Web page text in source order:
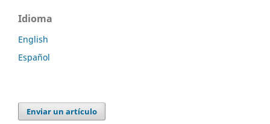
Idioma
English
Español
Enviar un artículo